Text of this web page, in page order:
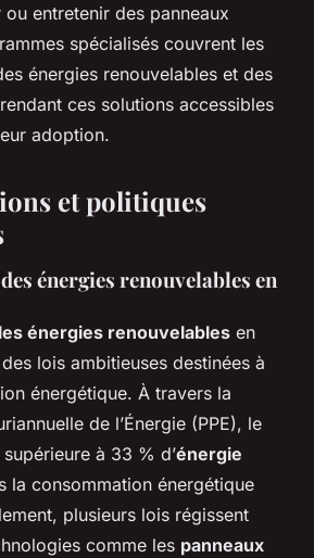
entretenir des panneaux
spécialisés couvrent les
énergies renouvelables et des
ces solutions accessibles
adoption.
et politiques
énergies renouvelables en
énergies renouvelables en
lois ambitieuses destinées à
énergétique. À travers la
de l’Énergie (PPE), le
à 33 % d’énergie
la consommation énergétique
plusieurs lois régissent
comme les panneaux